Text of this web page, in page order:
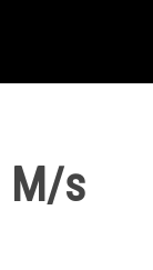
M/s